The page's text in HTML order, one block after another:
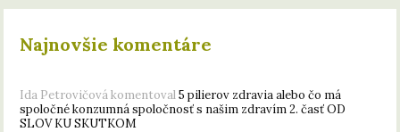
Najnovšie komentáre
Ida Petrovičovákomentoval5 pilierov zdravia alebo čo má
spoločné konzumná spoločnosť s našim zdravím 2. časť OD
SLOV KU SKUTKOM